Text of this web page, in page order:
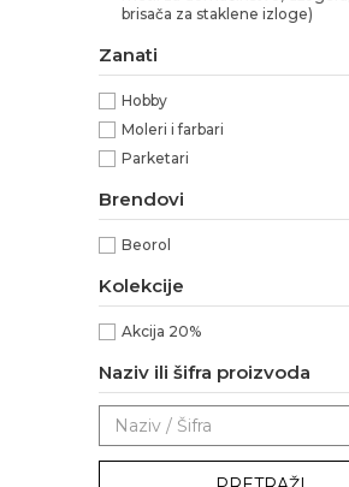
brisača za staklene izloge)
Zanati
Hobby
Moleri i farbari
Parketari
Brendovi
Beorol
Kolekcije
Akcija 20%
Naziv ili šifra proizvoda